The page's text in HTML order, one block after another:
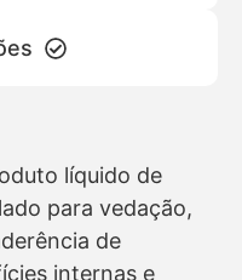
líquido de
para vedação,
de
internas e